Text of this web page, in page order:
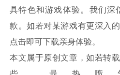
具特色和游戏体验。我们深
款。如若对某游戏有更深入
点击即可下载亲身体验。
本文属于原创文章，如若转